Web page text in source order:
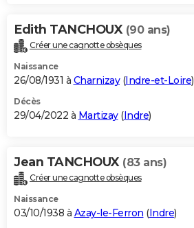
Edith TANCHOUX (90 ans)
Créer une cagnotte obsèques
Naissance
26/08/1931 à Charnizay(Indre-et-Loire)
Décès
29/04/2022 à Martizay(Indre)
Jean TANCHOUX (83 ans)
Créer une cagnotte obsèques
Naissance
03/10/1938 à Azay-le-Ferron (Indre)